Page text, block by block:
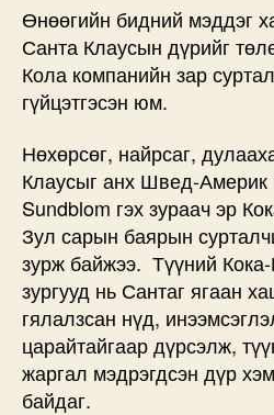
Өнөөгийн бидний мэддэг
Санта Клаусын дүрийг
Кола компанийн зар
гүйцэтгэсэн юм.
Нөхөрсөг, найрсаг,
Клаусыг анх Швед-Америк
Sundblom гэх зураач эр
Зул сарын баярын
зурж байжээ. Түүний
зургууд нь Сантаг ягаан
гялалзсан нүд,
царайтайгаар дүрсэлж,
жаргал мэдрэгдсэн дүр
байдаг.